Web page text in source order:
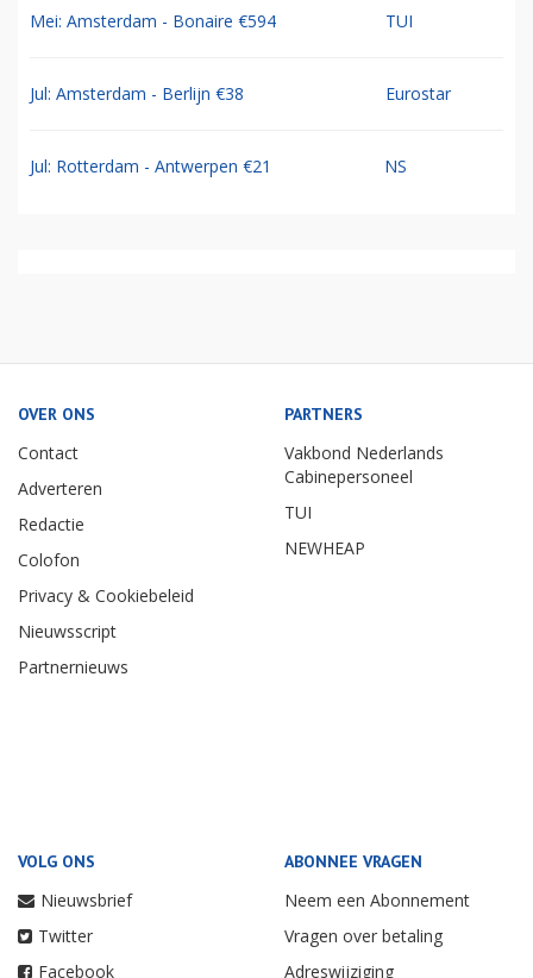
Mei: Amsterdam - Bonaire €594 TUI
Jul: Amsterdam - Berlijn €38 Eurostar
Jul: Rotterdam - Antwerpen €21 NS
OVER ONS
Contact
Adverteren
Redactie
Colofon
Privacy & Cookiebeleid
Nieuwsscript
Partnernieuws
PARTNERS
Vakbond Nederlands
Cabinepersoneel
TUI
NEWHEAP
VOLG ONS
Nieuwsbrief
Twitter
Facebook
ABONNEE VRAGEN
Neem een Abonnement
Vragen over betaling
Adreswijziging